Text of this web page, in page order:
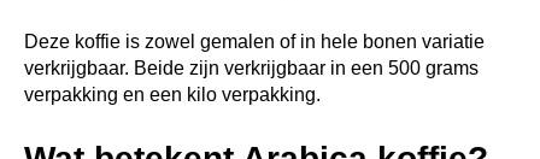
Deze koffie is zowel gemalen of in hele bonen variatie
verkrijgbaar. Beide zijn verkrijgbaar in een 500 grams
verpakking en een kilo verpakking.